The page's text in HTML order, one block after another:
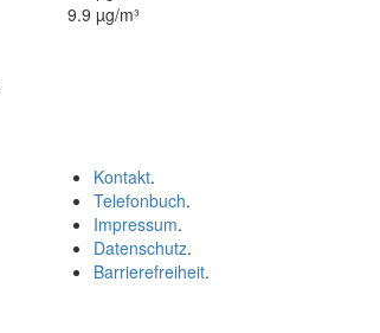
9.9 µg/m³
Kontakt.
Telefonbuch.
Impressum.
Datenschutz.
Barrierefreiheit.